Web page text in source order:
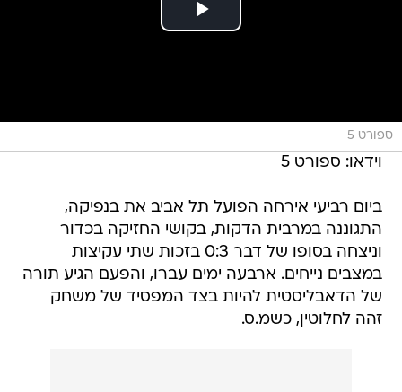
ספורט 5
וידאו: ספורט 5
ביום רביעי אירחה הפועל תל אביב את בנפיקה,
התגוננה במרבית הדקות, בקושי החזיקה בכדור
וניצחה בסופו של דבר 0:3 בזכות שתי עקיצות
במצבים נייחים. ארבעה ימים עברו, והפעם הגיע תורה
של הדאבליסטית להיות בצד המפסיד של משחק
זהה לחלוטין, כשמ.ס.